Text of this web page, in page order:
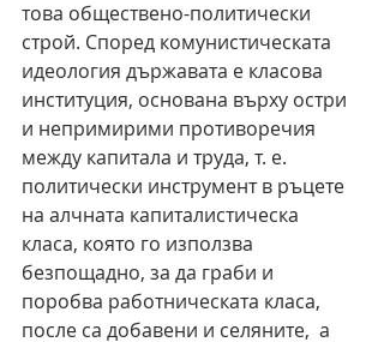
това обществено-политически
строй. Според комунистическата
идеология държавата е класова
институция, основана върху остри
и непримирими противоречия
между капитала и труда, т. е.
политически инструмент в ръцете
на алчната капиталистическа
класа, която го използва
безпощадно, за да граби и
поробва работническата класа,
после са добавени и селяните,  а